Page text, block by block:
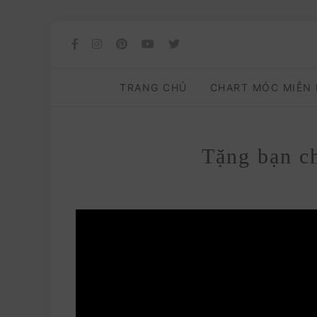
TRANG CHỦ CHART MÓC MIỄN
Tặng bạn